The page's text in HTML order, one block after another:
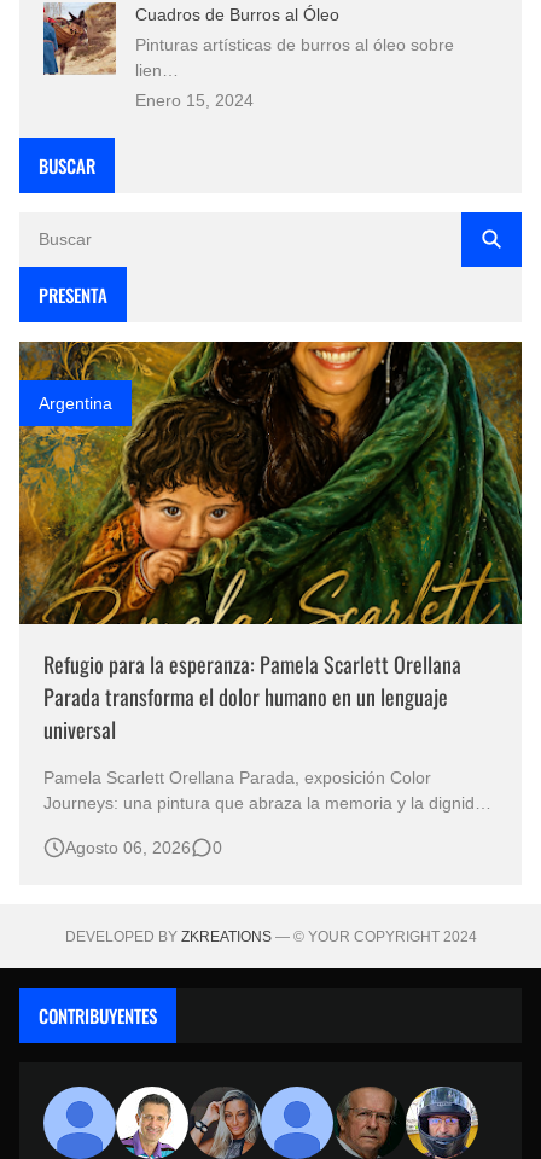
Cuadros de Burros al Óleo
Pinturas artísticas de burros al óleo sobre
lien…
Enero 15, 2024
BUSCAR
PRESENTA
Argentina
Refugio para la esperanza: Pamela Scarlett Orellana
Parada transforma el dolor humano en un lenguaje
universal
Pamela Scarlett Orellana Parada, exposición Color
Journeys: una pintura que abraza la memoria y la dignidad
obras no necesitan levantar la voz para permanecer en la
Agosto 06, 2026 0
DEVELOPED BY ZKREATIONS— © YOUR COPYRIGHT 2024
CONTRIBUYENTES